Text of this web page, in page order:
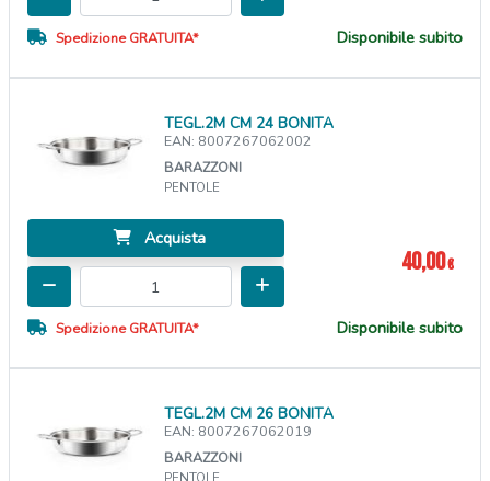
Spedizione GRATUITA* Disponibile subito
TEGL.2M CM 24 BONITA
EAN: 8007267062002
BARAZZONI
PENTOLE
Acquista
40,00€
Spedizione GRATUITA* Disponibile subito
TEGL.2M CM 26 BONITA
EAN: 8007267062019
BARAZZONI